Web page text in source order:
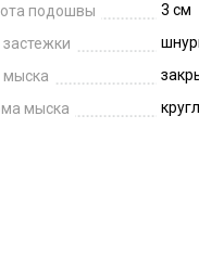
подошвы
3 см
мыска
мыска